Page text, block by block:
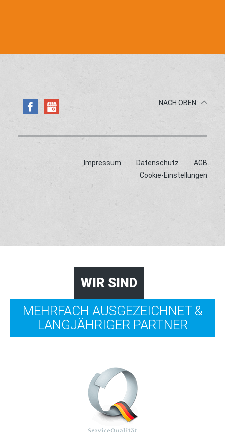
NACH OBEN
AGB
Datenschutz
Impressum
Cookie-Einstellungen
WIR SIND
MEHRFACH AUSGEZEICHNET &
LANGJÄHRIGER PARTNER